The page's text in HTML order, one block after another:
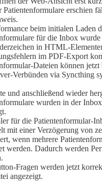
Patientenformulare erschien
beim initialen Laden
für die Inbox wurde
in HTML-
im PDF-Export
Dateien können jetzt
Verbünden via Syncthing
und anschließend wieder
wurden in der
für die Patientenformular-
mit einer Verzögerung von
wenn mehrere
werden. Dadurch werden
Fragen werden jetzt
angezeigt.